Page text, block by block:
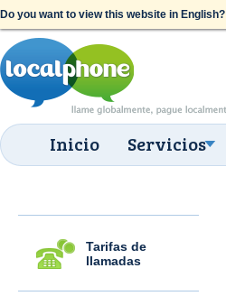
Do you want to view this website in English?
Inicio Servicios
Tarifas de
llamadas